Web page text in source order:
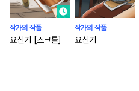
작가의 작품
요신기 [스크롤]
작가의 작품
요신기